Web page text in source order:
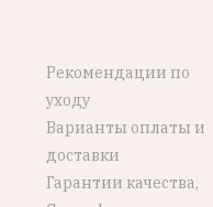
Рекомендации по
уходу
Варианты оплаты и
доставки
Гарантии качества,